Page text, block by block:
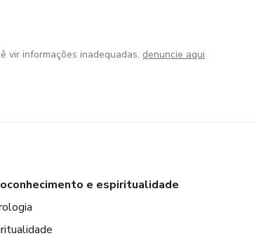
vir informações inadequadas, denuncie aqui
e espiritualidade